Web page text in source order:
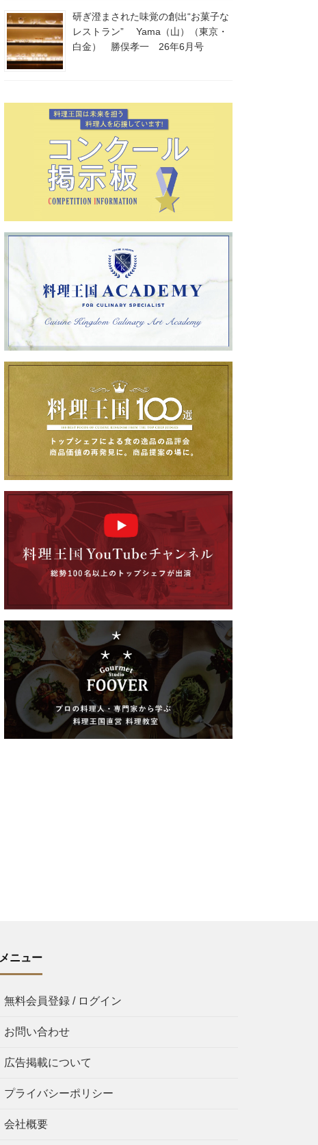
研ぎ澄まされた味覚の創出“お菓子な
レストラン” Yama（山）（東京・
白金） 勝俣孝一 26年6月号
メニュー
無料会員登録 / ログイン
お問い合わせ
広告掲載について
プライバシーポリシー
会社概要